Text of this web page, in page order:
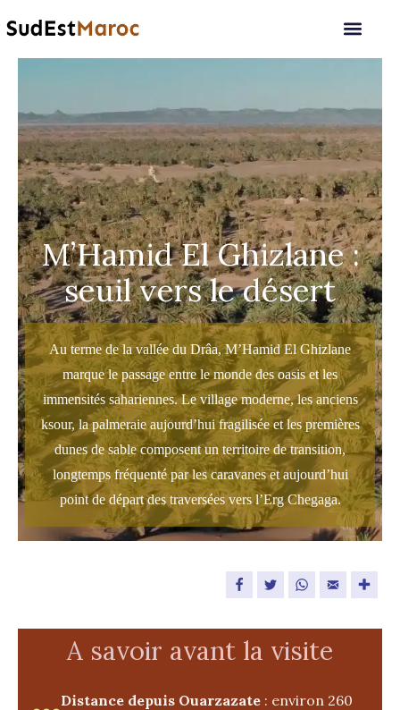
M’Hamid El Ghizlane :
seuil vers le désert
Au terme de la vallée du Drâa, M’Hamid El Ghizlane
marque le passage entre le monde des oasis et les
immensités sahariennes. Le village moderne, les anciens
ksour, la palmeraie aujourd’hui fragilisée et les premières
dunes de sable composent un territoire de transition,
longtemps fréquenté par les caravanes et aujourd’hui
point de départ des traversées vers l’Erg Chegaga.
Facebook Twitter WhatsAppEmail
A savoir avant la visite
Distance depuis Ouarzazate : environ 260